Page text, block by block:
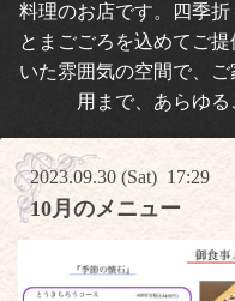
料理のお店です。四季
とまごごろを込めてご
いた雰囲気の空間で、
用まで、あらゆる
2023.09.30 (Sat) 17:29
10月のメニュー